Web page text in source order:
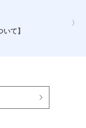
て】